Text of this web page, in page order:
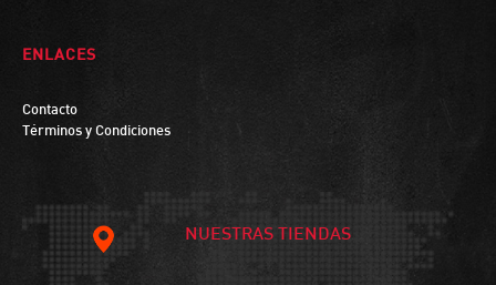
ENLACES
Contacto
Términos y Condiciones
NUESTRAS TIENDAS